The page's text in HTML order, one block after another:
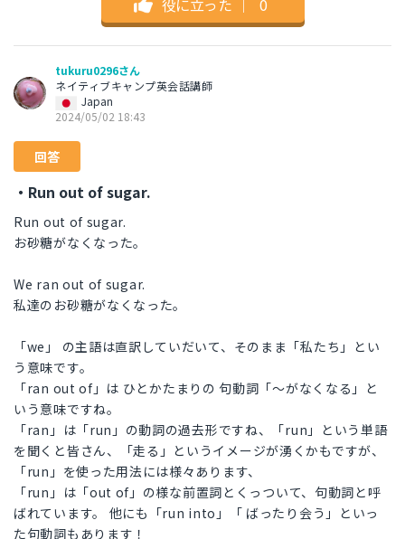
役に立った ｜ 0
tukuru0296さん
ネイティブキャンプ英会話講師
Japan
2024/05/02 18:43
回答
・Run out of sugar.
Run out of sugar.
お砂糖がなくなった。
We ran out of sugar.
私達のお砂糖がなくなった。
「we」 の主語は直訳していだいて、そのまま「私たち」とい
う意味です。
「ran out of」は ひとかたまりの 句動詞「〜がなくなる」と
いう意味ですね。
「ran」は「run」の動詞の過去形ですね、「run」という単語
を聞くと皆さん、「走る」というイメージが湧くかもですが、
「run」を使った用法には様々あります、
「run」は「out of」の様な前置詞とくっついて、句動詞と呼
ばれています。 他にも「run into」「 ばったり会う」といっ
た句動詞もあります！